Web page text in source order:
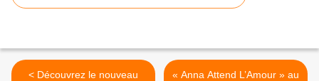
< Découvrez le nouveau
« Anna Attend L’Amour » au